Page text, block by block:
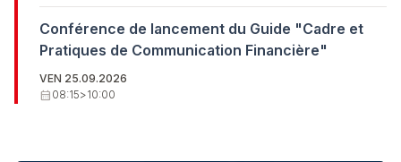
Conférence de lancement du Guide "Cadre et
Pratiques de Communication Financière"
VEN 25.09.2026
calendar_month 08:15>10:00